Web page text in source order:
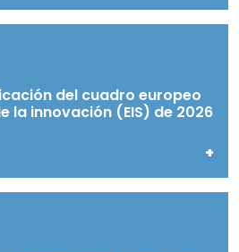
del cuadro europeo
la innovación (EIS) de 2026
+